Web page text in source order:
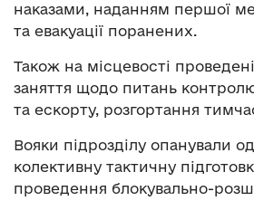
наказами, наданням першої
та евакуації поранених.
Також на місцевості
заняття щодо питань
та ескорту, розгортання
Вояки підрозділу опанували
колективну тактичну
проведення блокувально-